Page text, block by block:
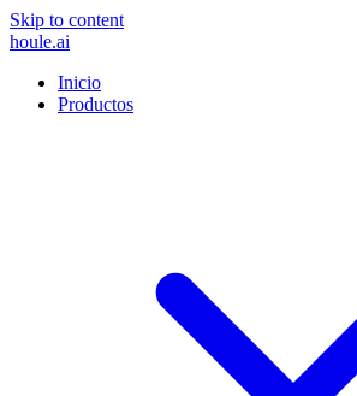
Skip to content
houle.ai
Inicio
Productos